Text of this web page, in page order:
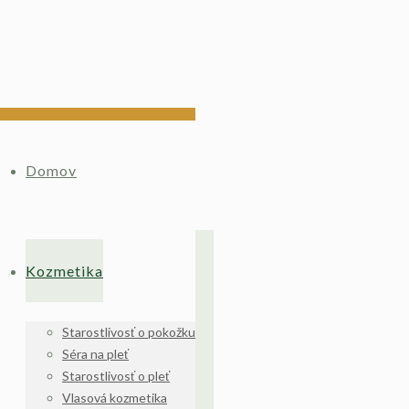
Domov
Kozmetika
Starostlivosť o pokožku
Séra na pleť
Starostlivosť o pleť
Vlasová kozmetika